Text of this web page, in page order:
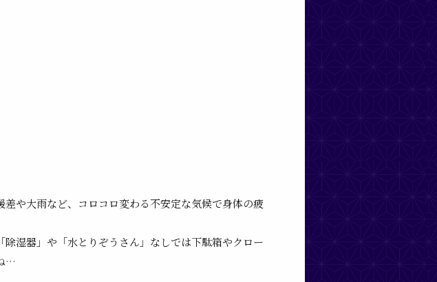
や大雨など、コロコロ変わる不安定な気候で身体の疲
湿器」や「水とりぞうさん」なしでは下駄箱やクロー
…